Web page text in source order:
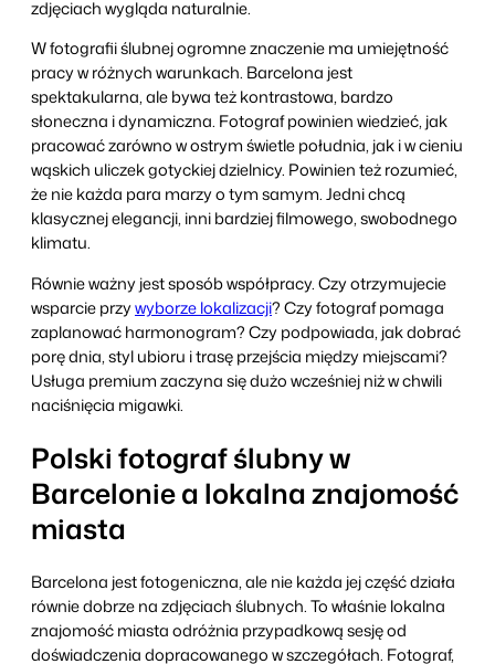
zdjęciach wygląda naturalnie.
W fotografii ślubnej ogromne znaczenie ma umiejętność
pracy w różnych warunkach. Barcelona jest
spektakularna, ale bywa też kontrastowa, bardzo
słoneczna i dynamiczna. Fotograf powinien wiedzieć, jak
pracować zarówno w ostrym świetle południa, jak i w cieniu
wąskich uliczek gotyckiej dzielnicy. Powinien też rozumieć,
że nie każda para marzy o tym samym. Jedni chcą
klasycznej elegancji, inni bardziej filmowego, swobodnego
klimatu.
Równie ważny jest sposób współpracy. Czy otrzymujecie
wsparcie przywyborze lokalizacji? Czy fotograf pomaga
zaplanować harmonogram? Czy podpowiada, jak dobrać
porę dnia, styl ubioru i trasę przejścia między miejscami?
Usługa premium zaczyna się dużo wcześniej niż w chwili
naciśnięcia migawki.
Polski fotograf ślubny w
Barcelonie a lokalna znajomość
miasta
Barcelona jest fotogeniczna, ale nie każda jej część działa
równie dobrze na zdjęciach ślubnych. To właśnie lokalna
znajomość miasta odróżnia przypadkową sesję od
doświadczenia dopracowanego w szczegółach. Fotograf,